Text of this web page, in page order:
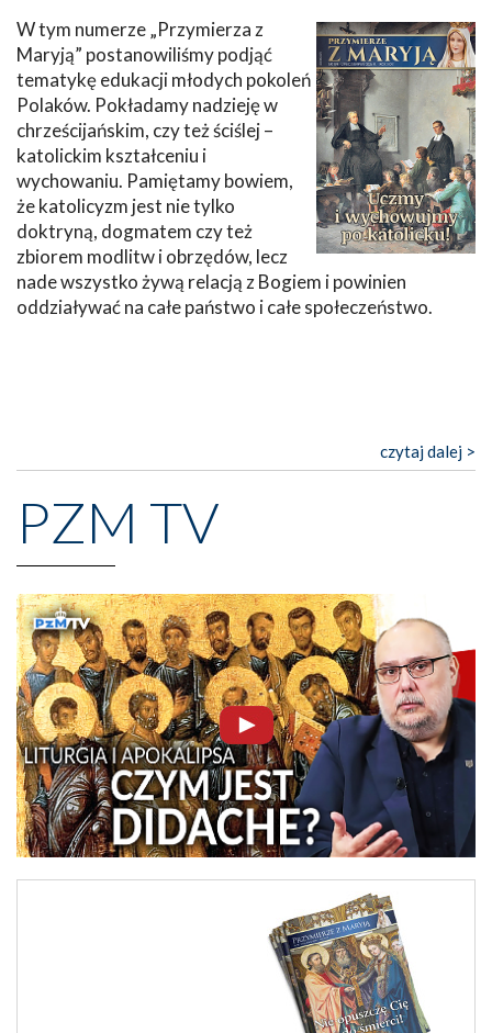
W tym numerze „Przymierza z
Maryją” postanowiliśmy podjąć
tematykę edukacji młodych pokoleń
Polaków. Pokładamy nadzieję w
chrześcijańskim, czy też ściślej –
katolickim kształceniu i
wychowaniu. Pamiętamy bowiem,
że katolicyzm jest nie tylko
doktryną, dogmatem czy też
zbiorem modlitw i obrzędów, lecz
nade wszystko żywą relacją z Bogiem i powinien
oddziaływać na całe państwo i całe społeczeństwo.
czytaj dalej >
PZM TV